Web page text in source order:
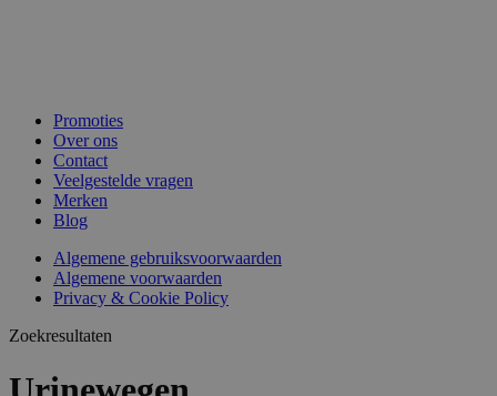
Promoties
Over ons
Contact
Veelgestelde vragen
Merken
Blog
Algemene gebruiksvoorwaarden
Algemene voorwaarden
Privacy & Cookie Policy
Zoekresultaten